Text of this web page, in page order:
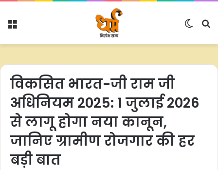
Menu
Switch
विकसित भारत-जी राम जी
अधिनियम 2025: 1 जुलाई 2026
से लागू होगा नया कानून,
जानिए ग्रामीण रोजगार की हर
बड़ी बात